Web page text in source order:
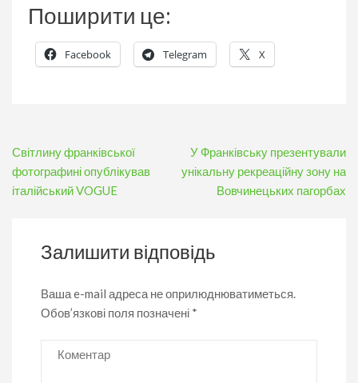
Поширити це:
Facebook Telegram X
Навігація
записів
Світлину франківської
фотографині опублікував
італійський VOGUE
У Франківську презентували
унікальну рекреаційну зону на
Вовчинецьких пагорбах
Залишити відповідь
Ваша e-mail адреса не оприлюднюватиметься.
Обов’язкові поля позначені *
Коментар